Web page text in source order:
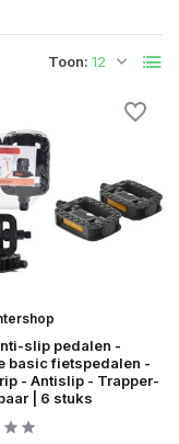
Toon:
slip pedalen -
basic fietspedalen -
- Antislip - Trapper-
| 6 stuks